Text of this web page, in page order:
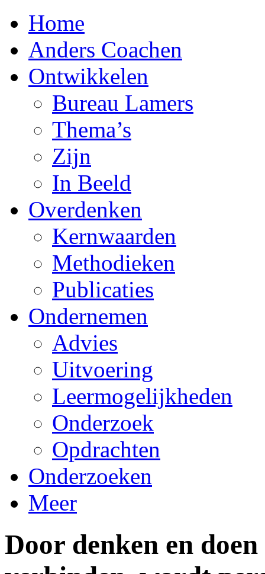
Home
Anders Coachen
Ontwikkelen
Bureau Lamers
Thema’s
Zijn
In Beeld
Overdenken
Kernwaarden
Methodieken
Publicaties
Ondernemen
Advies
Uitvoering
Leermogelijkheden
Onderzoek
Opdrachten
Onderzoeken
Meer
Door denken en